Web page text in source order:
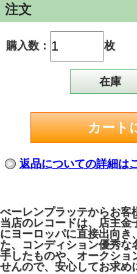
注文
購入数： 枚
在庫
返品についての詳細は
べーレンプラッテからお客
当店のレコードは、店主金
にヨーロッパに直接出向き
た、コンディション優秀な
手したものや、オークショ
せんので、安心してお求め